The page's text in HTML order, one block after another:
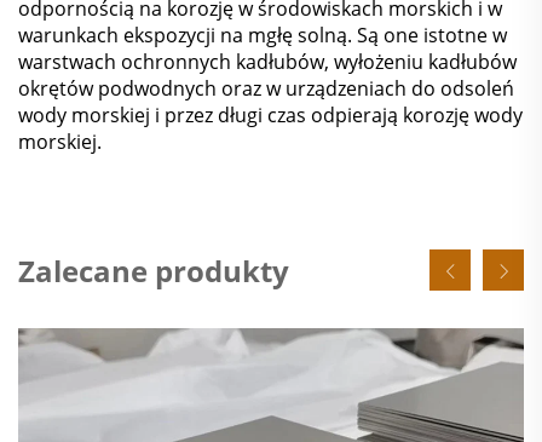
odpornością na korozję w środowiskach morskich i w
warunkach ekspozycji na mgłę solną. Są one istotne w
warstwach ochronnych kadłubów, wyłożeniu kadłubów
okrętów podwodnych oraz w urządzeniach do odsoleń
wody morskiej i przez długi czas odpierają korozję wody
morskiej.
Zalecane produkty